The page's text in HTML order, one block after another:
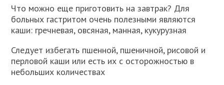
Что можно еще приготовить на завтрак? Для
больных гастритом очень полезными являются
каши: гречневая, овсяная, манная, кукурузная
Следует избегать пшенной, пшеничной, рисовой и
перловой каши или есть их с осторожностью в
небольших количествах